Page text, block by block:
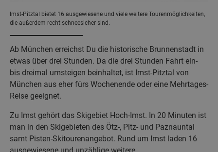
Imst-Pitztal bietet 16 ausgewiesene und viele weitere Tourenmöglichkeiten,
die außerdem recht schneesicher sind.
Ab München erreichst Du die historische Brunnenstadt in
etwas über drei Stunden. Da die drei Stunden Fahrt ein-
bis dreimal umsteigen beinhaltet, ist Imst-Pitztal von
München aus eher fürs Wochenende oder eine Mehrtages-
Reise geeignet.
Zu Imst gehört das Skigebiet Hoch-Imst. In 20 Minuten ist
man in den Skigebieten des Ötz-, Pitz- und Paznauntal
samt Pisten-Skitourenangebot. Rund um Imst laden 16
ausgewiesene und unzählige weitere